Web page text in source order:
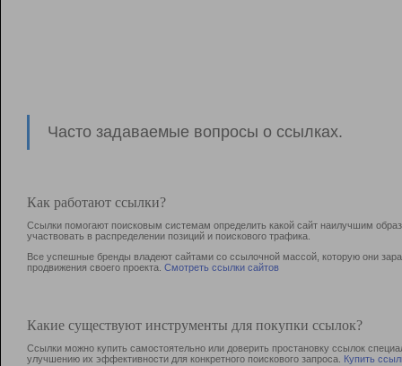
Часто задаваемые вопросы о ссылках.
Как работают ссылки?
Ссылки помогают поисковым системам определить какой сайт наилучшим
участвовать в раcпределении позиций и поискового трафика.
Все успешные бренды владеют сайтами со ссылочной массой, которую они
продвижения своего проекта. Смотреть ссылки сайтов
Какие существуют инструменты для покупки ссылок?
Ссылки можно купить самостоятельно или доверить простановку ссылок
улучшению их эффективности для конкретного поискового запроса. Купить